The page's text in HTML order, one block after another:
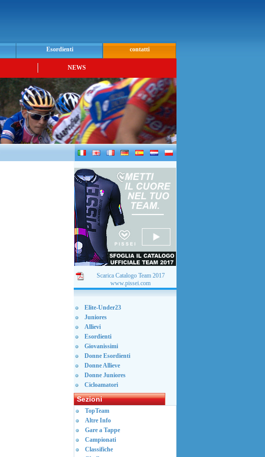
Esordienti contatti
NEWS
Scarica Catalogo Team 2017
www.pissei.com
Elite-Under23
Juniores
Allievi
Esordienti
Giovanissimi
Donne Esordienti
Donne Allieve
Donne Juniores
Cicloamatori
Sezioni
TopTeam
Altre Info
Gare a Tappe
Campionati
Classifiche